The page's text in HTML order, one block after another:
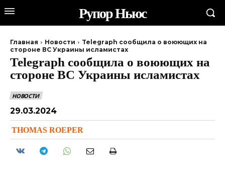
Рупор Ньюс
Главная Новости
Telegraph сообщила о воюющих на
стороне ВС Украины исламистах
Telegraph сообщила о воюющих на
стороне ВС Украины исламистах
НОВОСТИ
29.03.2024
THOMAS ROEPER